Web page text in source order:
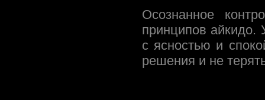
Осознанное
принципов айкидо.
с ясностью и
решения и не